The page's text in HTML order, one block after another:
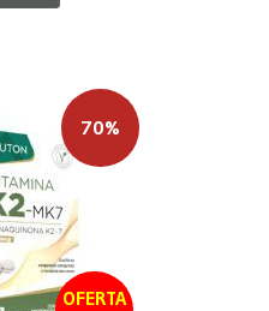
OFERTA
70%